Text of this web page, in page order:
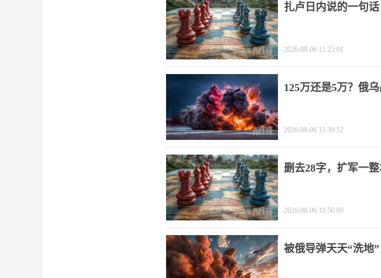
扎卢日内说的一句
2026-08-06 11:25:01
125万还是5万？俄
2026-08-06 11:39:52
删去28字，扩军一
2026-08-06 10:50:09
被俄导弹天天“洗地